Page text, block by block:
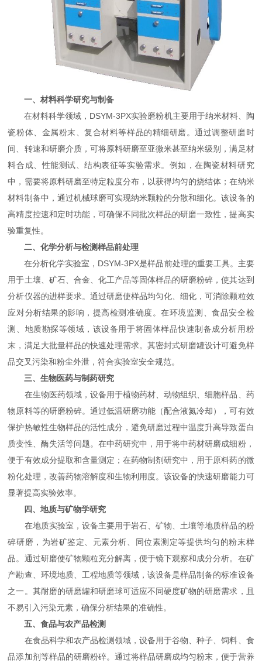
一、材料科学研究与制备
在材料科学领域，DSYM-3PX实验磨粉机主要用于纳米材料、陶
瓷粉体、金属粉末、复合材料等样品的精细研磨。通过调整研磨时
间、转速和研磨介质，可将原料研磨至亚微米甚至纳米级别，满足材
料合成、性能测试、结构表征等实验需求。例如，在陶瓷材料研究
中，需要将原料研磨至特定粒度分布，以获得均匀的烧结体；在纳米
材料制备中，通过机械球磨可实现纳米颗粒的分散和细化。该设备的
高精度控速和定时功能，可确保不同批次样品的研磨一致性，提高实
验重复性。
二、化学分析与检测样品前处理
在分析化学实验室，DSYM-3PX是样品前处理的重要工具。主要
用于土壤、矿石、合金、化工产品等固体样品的研磨粉碎，使其达到
分析仪器的进样要求。通过研磨使样品均匀化、细化，可消除颗粒效
应对分析结果的影响，提高检测准确度。在环境监测、食品安全检
测、地质勘探等领域，该设备用于将固体样品快速制备成分析用粉
末，满足大批量样品的快速处理需求。其密封式研磨罐设计可避免样
品交叉污染和粉尘外泄，符合实验室安全规范。
三、生物医药与制药研究
在生物医药领域，设备用于植物药材、动物组织、细胞样品、药
物原料等的研磨粉碎。通过低温研磨功能（配合液氮冷却），可有效
保护热敏性生物样品的活性成分，避免研磨过程中温度升高导致蛋白
质变性、酶失活等问题。在中药研究中，用于将中药材研磨成细粉，
便于有效成分提取和含量测定；在药物制剂研究中，用于原料药的微
粉化处理，改善药物溶解度和生物利用度。该设备的快速研磨能力可
显著提高实验效率。
四、地质与矿物学研究
在地质实验室，设备主要用于岩石、矿物、土壤等地质样品的粉
碎研磨，为岩矿鉴定、元素分析、同位素测定等提供均匀的粉末样
品。通过研磨使矿物颗粒充分解离，便于镜下观察和成分分析。在矿
产勘查、环境地质、工程地质等领域，该设备是样品制备的标准设备
之一。其耐磨的研磨罐和研磨球可适应不同硬度矿物的研磨需求，且
不易引入污染元素，确保分析结果的准确性。
五、食品与农产品检测
在食品科学和农产品检测领域，设备用于谷物、种子、饲料、食
品添加剂等样品的研磨粉碎。通过将样品研磨成均匀粉末，便于营养